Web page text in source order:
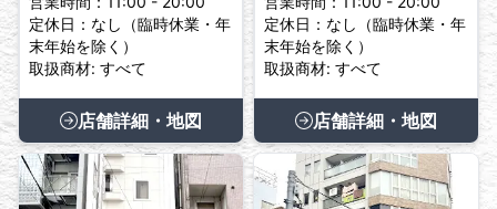
定休日：なし（臨時休業・年
末年始を除く）
取扱商材: すべて
店舗詳細・地図
定休日：なし（臨時休業・年
末年始を除く）
取扱商材: すべて
店舗詳細・地図